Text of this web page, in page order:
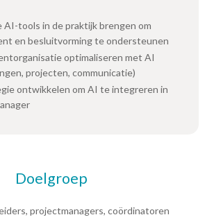
AI-tools in de praktijk brengen om
en besluitvorming te ondersteunen
optimaliseren met AI
projecten, communicatie)
ontwikkelen om AI te integreren in
Doelgroep
projectmanagers, coördinatoren